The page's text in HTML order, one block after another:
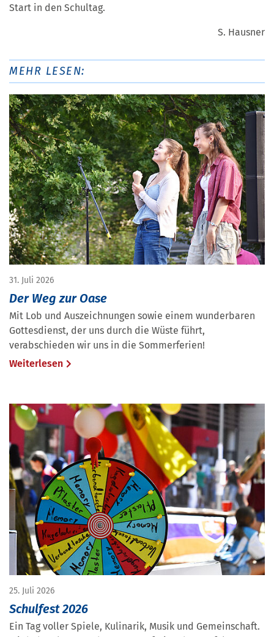
Start in den Schultag.
S. Hausner
MEHR LESEN:
31. Juli 2026
Der Weg zur Oase
Mit Lob und Auszeichnungen sowie einem wunderbaren
Gottesdienst, der uns durch die Wüste führt,
verabschieden wir uns in die Sommerferien!
Weiterlesen
25. Juli 2026
Schulfest 2026
Ein Tag voller Spiele, Kulinarik, Musik und Gemeinschaft.